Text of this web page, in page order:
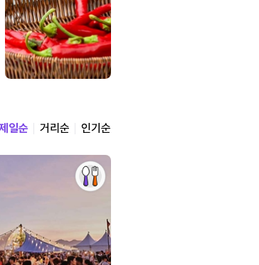
일순 거리순 인기순